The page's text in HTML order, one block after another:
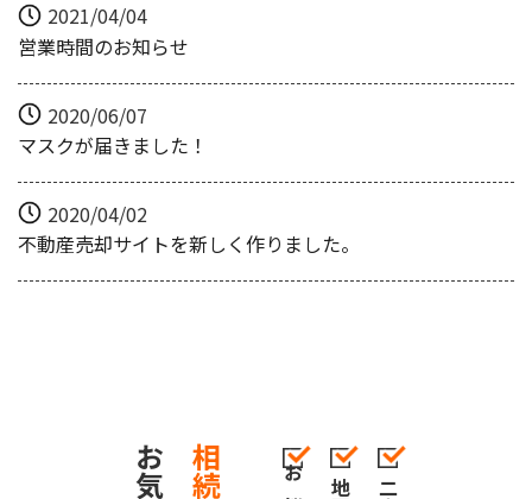
2021/04/04
営業時間のお知らせ
2020/06/07
マスクが届きました！
2020/04/02
不動産売却サイトを新しく作りました。